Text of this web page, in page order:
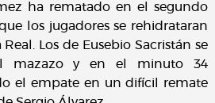
ha rematado en el segundo
los jugadores se rehidrataran
Los de Eusebio Sacristán se
mazazo y en el minuto 34
el empate en un difícil remate